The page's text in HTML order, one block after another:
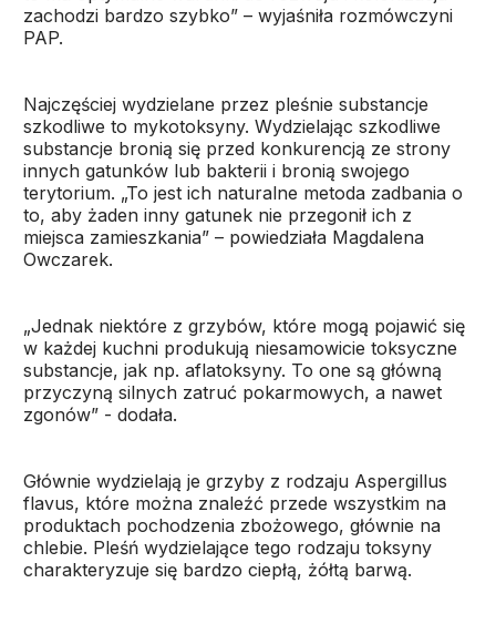
zachodzi bardzo szybko” – wyjaśniła rozmówczyni
PAP.
Najczęściej wydzielane przez pleśnie substancje
szkodliwe to mykotoksyny. Wydzielając szkodliwe
substancje bronią się przed konkurencją ze strony
innych gatunków lub bakterii i bronią swojego
terytorium. „To jest ich naturalne metoda zadbania o
to, aby żaden inny gatunek nie przegonił ich z
miejsca zamieszkania” – powiedziała Magdalena
Owczarek.
„Jednak niektóre z grzybów, które mogą pojawić się
w każdej kuchni produkują niesamowicie toksyczne
substancje, jak np. aflatoksyny. To one są główną
przyczyną silnych zatruć pokarmowych, a nawet
zgonów” - dodała.
Głównie wydzielają je grzyby z rodzaju Aspergillus
flavus, które można znaleźć przede wszystkim na
produktach pochodzenia zbożowego, głównie na
chlebie. Pleśń wydzielające tego rodzaju toksyny
charakteryzuje się bardzo ciepłą, żółtą barwą.